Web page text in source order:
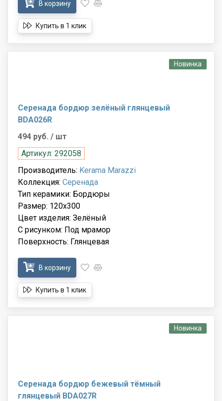
В корзину
Купить в 1 клик
Новинка
Серенада бордюр зелёный глянцевый
BDA026R
494 руб. / шт
Артикул: 292058
Производитель: Kerama Marazzi
Коллекция: Серенада
Тип керамики: Бордюры
Размер: 120x300
Цвет изделия: Зелёный
С рисунком: Под мрамор
Поверхность: Глянцевая
В корзину
Купить в 1 клик
Новинка
Серенада бордюр бежевый тёмный
глянцевый BDA027R